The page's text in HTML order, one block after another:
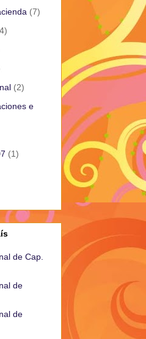
(7)
(2)
e
(1)
de Cap.
de
de